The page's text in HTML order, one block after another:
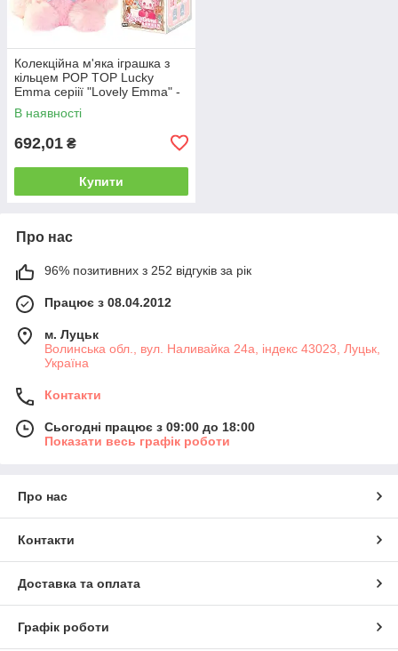
Колекційна м'яка іграшка з
кільцем POP TOP Lucky
Emma серіії "Lovely Emma" -
ЗАЙЧЕНЯТА(дисп., в ас.)
В наявності
692,01 ₴
Купити
Про нас
96% позитивних з 252 відгуків за рік
Працює з 08.04.2012
м. Луцьк
Волинська обл., вул. Наливайка 24а, індекс 43023, Луцьк,
Україна
Контакти
Сьогодні працює з 09:00 до 18:00
Показати весь графік роботи
Про нас
Контакти
Доставка та оплата
Графік роботи